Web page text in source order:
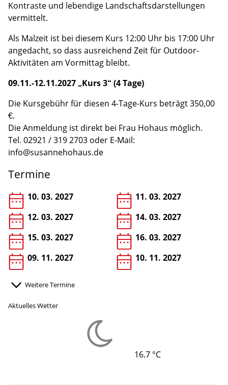
Aktuelles Wetter
16.7 °C
Kontraste und lebendige Landschaftsdarstellungen
vermittelt.
Als Malzeit ist bei diesem Kurs 12:00 Uhr bis 17:00 Uhr
angedacht, so dass ausreichend Zeit für Outdoor-
Aktivitäten am Vormittag bleibt.
09.11.-12.11.2027 „Kurs 3“ (4 Tage)
Die Kursgebühr für diesen 4-Tage-Kurs beträgt 350,00
€.
Die Anmeldung ist direkt bei Frau Hohaus möglich.
Tel. 02921 / 319 2703 oder E-Mail:
info@susannehohaus.de
Termine
10. 03. 2027
11. 03. 2027
12. 03. 2027
14. 03. 2027
15. 03. 2027
16. 03. 2027
09. 11. 2027
10. 11. 2027
Weitere Termine